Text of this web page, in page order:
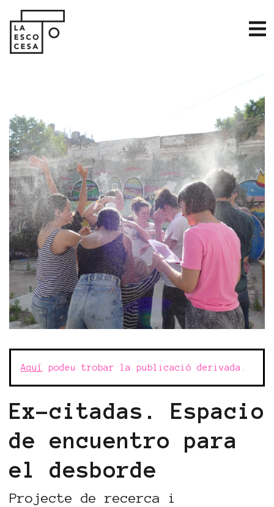
Aquí podeu trobar la publicació derivada.
Ex-citadas. Espacio
de encuentro para
el desborde
Projecte de recerca i